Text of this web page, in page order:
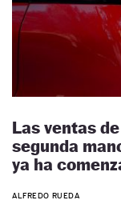
Las ventas
segunda
ya ha
ALFREDO RUEDA